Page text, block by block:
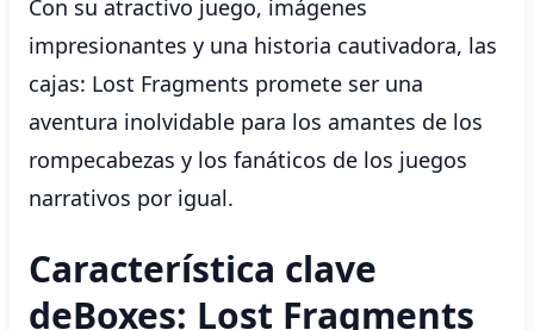
Con su atractivo juego, imágenes
impresionantes y una historia cautivadora, las
cajas: Lost Fragments promete ser una
aventura inolvidable para los amantes de los
rompecabezas y los fanáticos de los juegos
narrativos por igual.
Característica clave
deBoxes: Lost Fragments